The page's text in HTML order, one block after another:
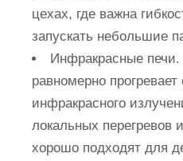
цехах, где важна
запускать небольшие
Инфракрасные
равномерно прогревает
инфракрасного
локальных перегревов
хорошо подходят для